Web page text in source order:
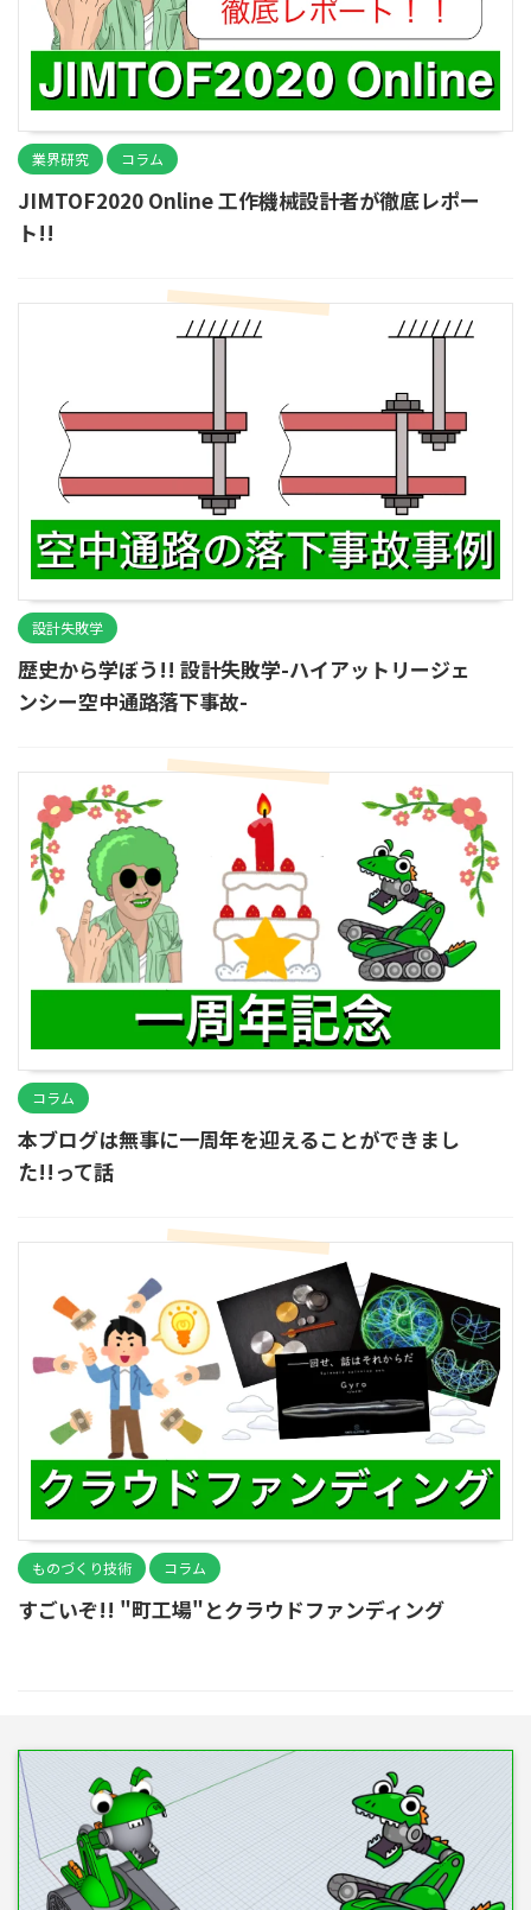
業界研究 コラム
JIMTOF2020 Online 工作機械設計者が徹底レポー
ト!!
設計失敗学
歴史から学ぼう!! 設計失敗学-ハイアットリージェ
ンシー空中通路落下事故-
コラム
本ブログは無事に一周年を迎えることができまし
た!!って話
ものづくり技術 コラム
すごいぞ!! "町工場"とクラウドファンディング